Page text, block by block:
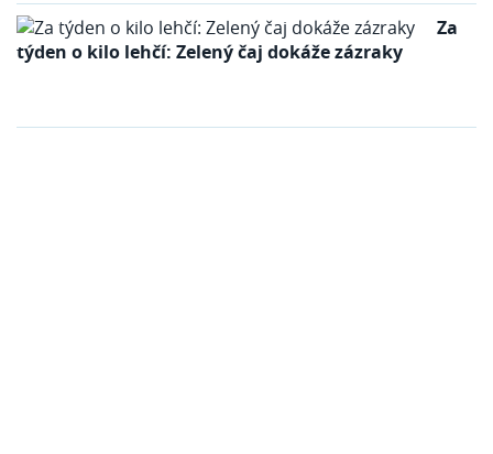
Za
týden o kilo lehčí: Zelený čaj dokáže zázraky